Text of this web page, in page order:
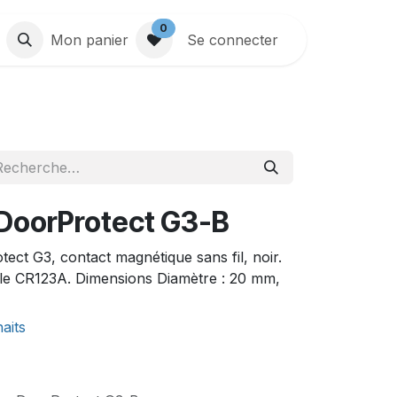
Mon panier
0
Se connecter
G3-B
G3, contact magnétique sans fil, noir.
CR123A. Dimensions Diamètre : 20 mm,